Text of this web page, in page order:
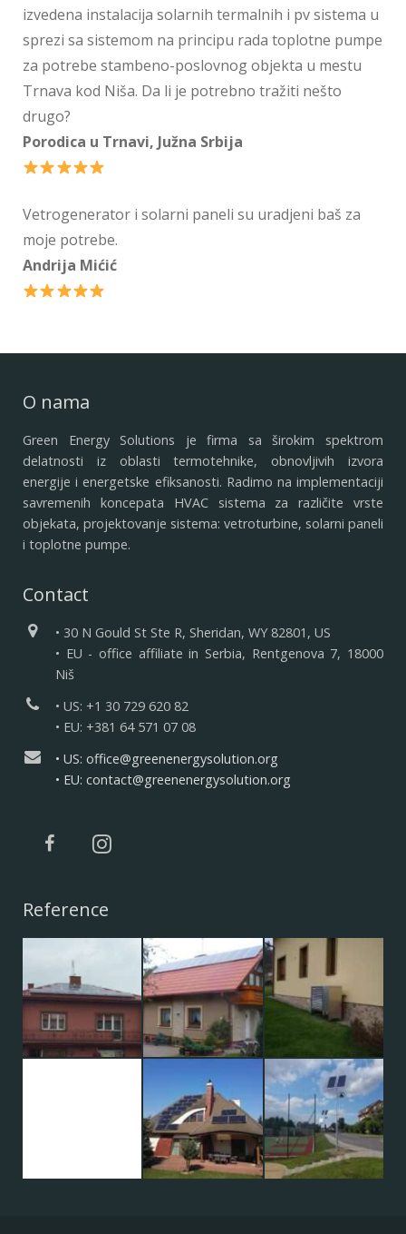
izvedena instalacija solarnih termalnih i pv sistema u
sprezi sa sistemom na principu rada toplotne pumpe
za potrebe stambeno-poslovnog objekta u mestu
Trnava kod Niša. Da li je potrebno tražiti nešto
drugo?
Porodica u Trnavi, Južna Srbija
Vetrogenerator i solarni paneli su uradjeni baš za
moje potrebe.
Andrija Mićić
O nama
Green Energy Solutions je firma sa širokim spektrom
delatnosti iz oblasti termotehnike, obnovljivih izvora
energije i energetske efiksanosti. Radimo na implementaciji
savremenih koncepata HVAC sistema za različite vrste
objekata, projektovanje sistema: vetroturbine, solarni paneli
i toplotne pumpe.
Contact
• 30 N Gould St Ste R, Sheridan, WY 82801, US
• EU - office affiliate in Serbia, Rentgenova 7, 18000
Niš
• US: +1 30 729 620 82
• EU: +381 64 571 07 08
• US: office@greenenergysolution.org
• EU: contact@greenenergysolution.org
Reference